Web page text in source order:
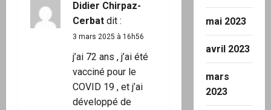
r
Didier Chirpaz-
Cerbat dit :
3 mars 2025 à 16h56
j’ai 72 ans , j’ai été
vacciné pour le
COVID 19 , et j’ai
développé de
mai 2023
avril 2023
mars
2023